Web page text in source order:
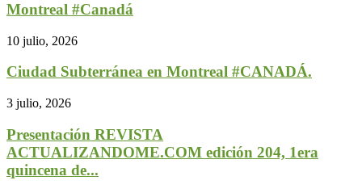
Montreal #Canadá
10 julio, 2026
Ciudad Subterránea en Montreal #CANADÁ.
3 julio, 2026
Presentación REVISTA
ACTUALIZANDOME.COM edición 204, 1era
quincena de...